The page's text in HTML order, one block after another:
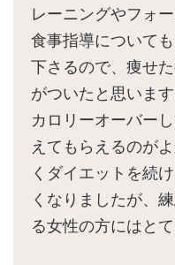
レーニングやフォ
食事指導について
下さるので、痩せ
がついたと思いま
カロリーオーバー
えてもらえるのが
くダイエットを続
くなりましたが、
る女性の方にはと